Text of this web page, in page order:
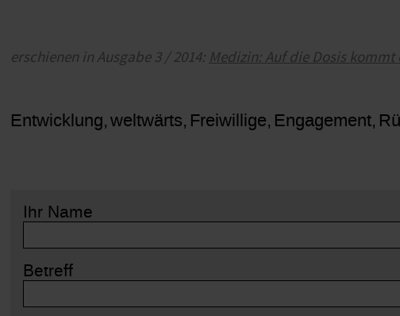
erschienen in Ausgabe 3 / 2014: Medizin: Auf die Dosis kommt
Entwicklung weltwärts Freiwillige Engagement
Ihr Name
Betreff